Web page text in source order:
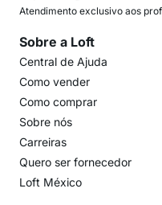
Atendimento exclusivo aos
Sobre a Loft
Central de Ajuda
Como vender
Como comprar
Sobre nós
Carreiras
Quero ser fornecedor
Loft México